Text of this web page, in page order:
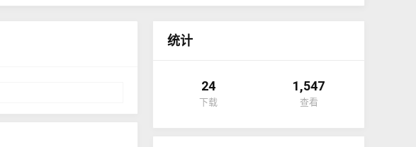
统计
24
下载
1,547
查看